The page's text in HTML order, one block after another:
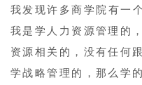
我发现许多商学院有一
我是学人力资源管理的
资源相关的，没有任何
学战略管理的，那么学